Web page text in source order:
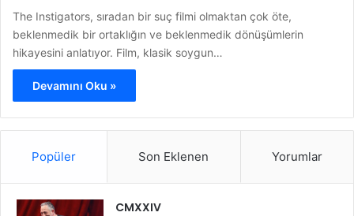
The Instigators, sıradan bir suç filmi olmaktan çok öte,
beklenmedik bir ortaklığın ve beklenmedik dönüşümlerin
hikayesini anlatıyor. Film, klasik soygun…
Devamını Oku »
Popüler Son Eklenen Yorumlar
CMXXIV